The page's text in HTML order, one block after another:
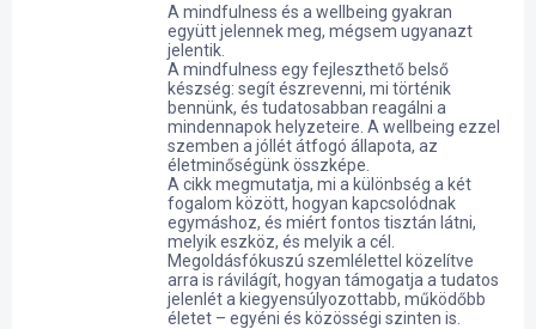
A mindfulness és a wellbeing gyakran
együtt jelennek meg, mégsem ugyanazt
jelentik.
A mindfulness egy fejleszthető belső
készség: segít észrevenni, mi történik
bennünk, és tudatosabban reagálni a
mindennapok helyzeteire. A wellbeing ezzel
szemben a jóllét átfogó állapota, az
életminőségünk összképe.
A cikk megmutatja, mi a különbség a két
fogalom között, hogyan kapcsolódnak
egymáshoz, és miért fontos tisztán látni,
melyik eszköz, és melyik a cél.
Megoldásfókuszú szemlélettel közelítve
arra is rávilágít, hogyan támogatja a tudatos
jelenlét a kiegyensúlyozottabb, működőbb
életet – egyéni és közösségi szinten is.